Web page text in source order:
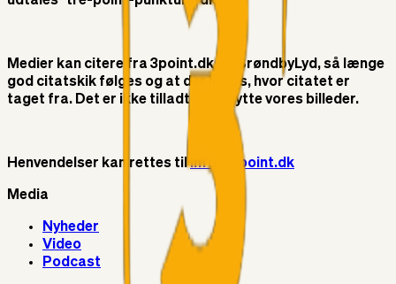
Medier kan citere fra 3point.dk og BrøndbyLyd, så længe
god citatskik følges og at der linkes, hvor citatet er
taget fra. Det er ikke tilladt at benytte vores billeder.
Henvendelser kan rettes tilinfo@3point.dk
Media
Nyheder
Video
Podcast